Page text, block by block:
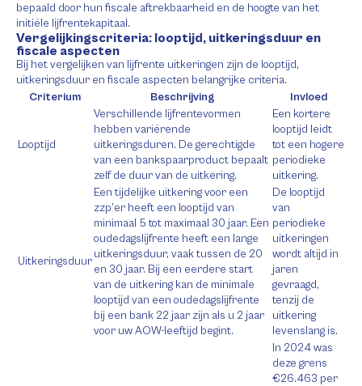
bepaald door hun fiscale aftrekbaarheid en de hoogte van het
initiële lijfrentekapitaal.
Vergelijkingscriteria: looptijd, uitkeringsduur en
fiscale aspecten
Bij het vergelijken van lijfrente uitkeringen zijn de looptijd,
uitkeringsduur en fiscale aspecten belangrijke criteria.
Criterium
Beschrijving Invloed
Looptijd
Verschillende lijfrentevormen
hebben variërende
uitkeringsduren. De gerechtigde
van een bankspaarproduct bepaalt
zelf de duur van de uitkering.
Een kortere
looptijd leidt
tot een hogere
periodieke
uitkering.
Uitkeringsduur
Een tijdelijke uitkering voor een
zzp’er heeft een looptijd van
minimaal 5 tot maximaal 30 jaar. Een
oudedagslijfrente heeft een lange
uitkeringsduur, vaak tussen de 20
en 30 jaar. Bij een eerdere start
van de uitkering kan de minimale
looptijd van een oudedagslijfrente
bij een bank 22 jaar zijn als u 2 jaar
voor uw AOW-leeftijd begint.
De looptijd
van
periodieke
uitkeringen
wordt altijd in
jaren
gevraagd,
tenzij de
uitkering
levenslang is.
In 2024 was
deze grens
€26.463 per